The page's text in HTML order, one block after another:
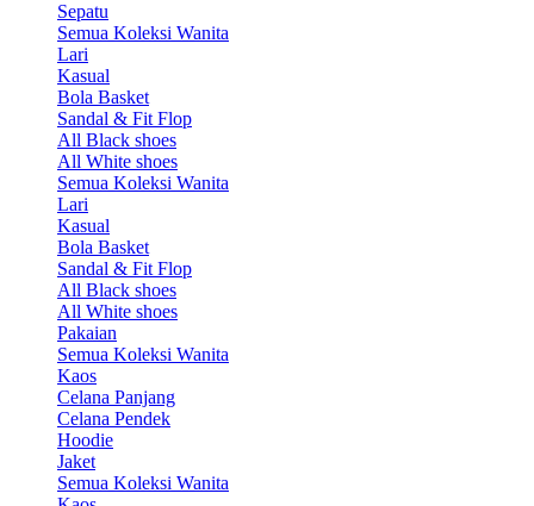
Sepatu
Semua Koleksi Wanita
Lari
Kasual
Bola Basket
Sandal & Fit Flop
All Black shoes
All White shoes
Semua Koleksi Wanita
Lari
Kasual
Bola Basket
Sandal & Fit Flop
All Black shoes
All White shoes
Pakaian
Semua Koleksi Wanita
Kaos
Celana Panjang
Celana Pendek
Hoodie
Jaket
Semua Koleksi Wanita